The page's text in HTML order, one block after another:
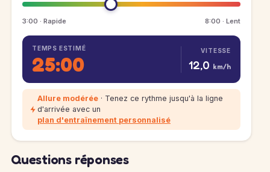
3:00 · Rapide 8:00 · Lent
TEMPS ESTIMÉ
25:00
VITESSE
12,0 km/h
Allure modérée · Tenez ce rythme jusqu'à la ligne
d'arrivée avec un
plan d'entraînement personnalisé
Questions réponses